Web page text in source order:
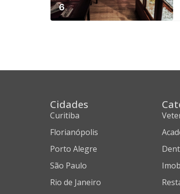
6
Cidades
Curitiba
Florianópolis
Porto Alegre
São Paulo
Rio de Janeiro